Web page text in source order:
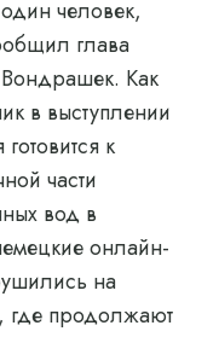
человек,
глава
Как
в выступлении
к
части
вод в
онлайн-
на
где продолжают